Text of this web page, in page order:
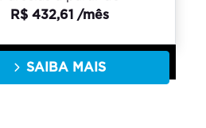
R$ 432,61 /mês
SAIBA MAIS